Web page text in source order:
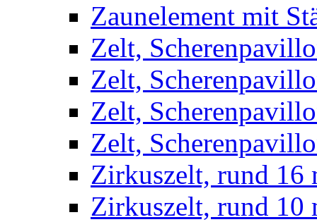
Zaunelement mit
Zelt,
Zelt,
Zelt,
Zelt,
Zirkuszelt, rund 16
Zirkuszelt, rund 10